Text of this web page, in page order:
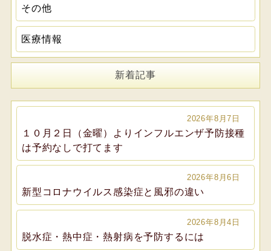
その他
医療情報
新着記事
2026年8月7日
１０月２日（金曜）よりインフルエンザ予防接種
は予約なしで打てます
2026年8月6日
新型コロナウイルス感染症と風邪の違い
2026年8月4日
脱水症・熱中症・熱射病を予防するには